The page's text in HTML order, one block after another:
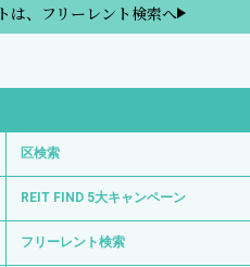
は、フリーレント検索へ
区検索
REIT FIND 5大キャンペーン
フリーレント検索